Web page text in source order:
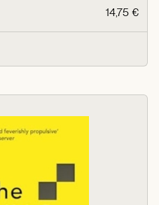
14,75 €